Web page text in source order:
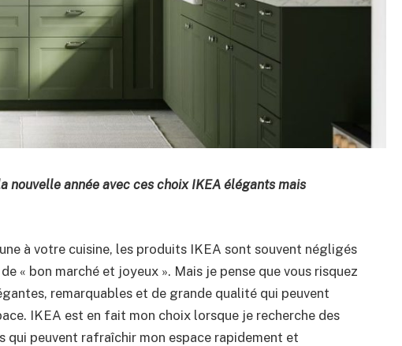
nouvelle année avec ces choix IKEA élégants mais
à votre cuisine, les produits IKEA sont souvent négligés
« bon marché et joyeux ». Mais je pense que vous risquez
remarquables et de grande qualité qui peuvent
IKEA est en fait mon choix lorsque je recherche des
qui peuvent rafraîchir mon espace rapidement et